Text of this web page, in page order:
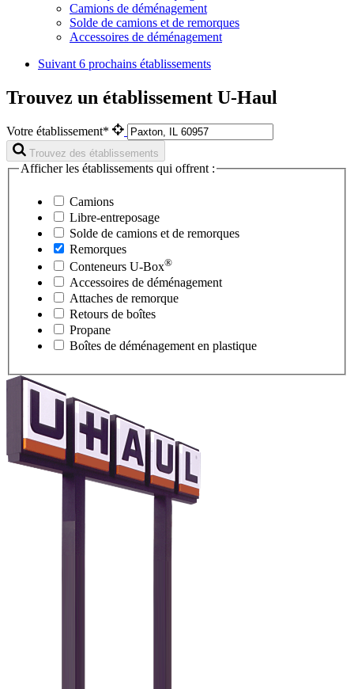
Camions de déménagement
Solde de camions et de remorques
Accessoires de déménagement
Suivant 6 prochains établissements
Trouvez un établissement U-Haul
Votre établissement*
Trouvez des établissements
Afficher les établissements qui offrent :
Camions
Libre-entreposage
Solde de camions et de remorques
Remorques
Conteneurs U-Box®
Accessoires de déménagement
Attaches de remorque
Retours de boîtes
Propane
Boîtes de déménagement en plastique